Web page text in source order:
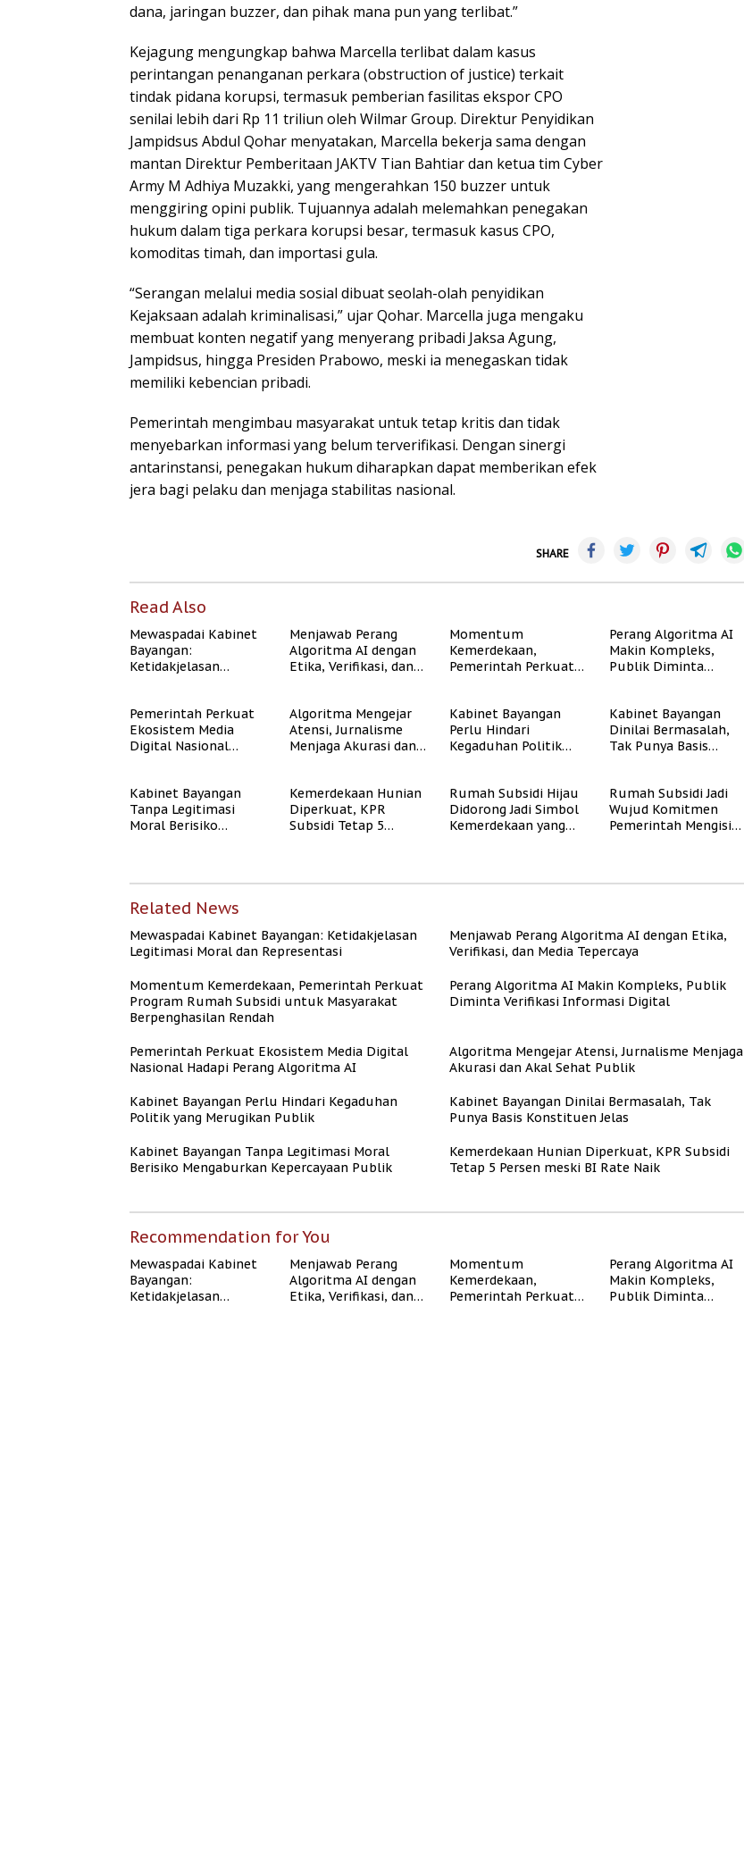
dana, jaringan buzzer, dan pihak mana pun yang terlibat.”
Kejagung mengungkap bahwa Marcella terlibat dalam kasus
perintangan penanganan perkara (obstruction of justice) terkait
tindak pidana korupsi, termasuk pemberian fasilitas ekspor CPO
senilai lebih dari Rp 11 triliun oleh Wilmar Group. Direktur Penyidikan
Jampidsus Abdul Qohar menyatakan, Marcella bekerja sama dengan
mantan Direktur Pemberitaan JAKTV Tian Bahtiar dan ketua tim Cyber
Army M Adhiya Muzakki, yang mengerahkan 150 buzzer untuk
menggiring opini publik. Tujuannya adalah melemahkan penegakan
hukum dalam tiga perkara korupsi besar, termasuk kasus CPO,
komoditas timah, dan importasi gula.
“Serangan melalui media sosial dibuat seolah-olah penyidikan
Kejaksaan adalah kriminalisasi,” ujar Qohar. Marcella juga mengaku
membuat konten negatif yang menyerang pribadi Jaksa Agung,
Jampidsus, hingga Presiden Prabowo, meski ia menegaskan tidak
memiliki kebencian pribadi.
Pemerintah mengimbau masyarakat untuk tetap kritis dan tidak
menyebarkan informasi yang belum terverifikasi. Dengan sinergi
antarinstansi, penegakan hukum diharapkan dapat memberikan efek
jera bagi pelaku dan menjaga stabilitas nasional.
SHARE
Read Also
Mewaspadai Kabinet
Bayangan:
Ketidakjelasan
Menjawab Perang
Algoritma AI dengan
Etika, Verifikasi, dan
Momentum
Kemerdekaan,
Pemerintah Perkuat
Masyarakat
Berpenghasilan
Rendah
Perang Algoritma AI
Makin Kompleks,
Publik Diminta
Pemerintah Perkuat
Ekosistem Media
Digital Nasional
Algoritma Mengejar
Atensi, Jurnalisme
Menjaga Akurasi dan
Kabinet Bayangan
Perlu Hindari
Kegaduhan Politik
Kabinet Bayangan
Dinilai Bermasalah,
Tak Punya Basis
Kabinet Bayangan
Tanpa Legitimasi
Moral Berisiko
Kemerdekaan Hunian
Diperkuat, KPR
Subsidi Tetap 5
Rumah Subsidi Hijau
Didorong Jadi Simbol
Kemerdekaan yang
Rumah Subsidi Jadi
Wujud Komitmen
Pemerintah Mengisi
Related News
Mewaspadai Kabinet Bayangan: Ketidakjelasan
Legitimasi Moral dan Representasi
Menjawab Perang Algoritma AI dengan Etika,
Verifikasi, dan Media Tepercaya
Momentum Kemerdekaan, Pemerintah Perkuat
Program Rumah Subsidi untuk Masyarakat
Berpenghasilan Rendah
Perang Algoritma AI Makin Kompleks, Publik
Diminta Verifikasi Informasi Digital
Pemerintah Perkuat Ekosistem Media Digital
Nasional Hadapi Perang Algoritma AI
Algoritma Mengejar Atensi, Jurnalisme Menjaga
Akurasi dan Akal Sehat Publik
Kabinet Bayangan Perlu Hindari Kegaduhan
Politik yang Merugikan Publik
Kabinet Bayangan Dinilai Bermasalah, Tak
Punya Basis Konstituen Jelas
Kabinet Bayangan Tanpa Legitimasi Moral
Berisiko Mengaburkan Kepercayaan Publik
Kemerdekaan Hunian Diperkuat, KPR Subsidi
Tetap 5 Persen meski BI Rate Naik
Recommendation for You
Mewaspadai Kabinet
Bayangan:
Ketidakjelasan
Menjawab Perang
Algoritma AI dengan
Etika, Verifikasi, dan
Momentum
Kemerdekaan,
Pemerintah Perkuat
Perang Algoritma AI
Makin Kompleks,
Publik Diminta